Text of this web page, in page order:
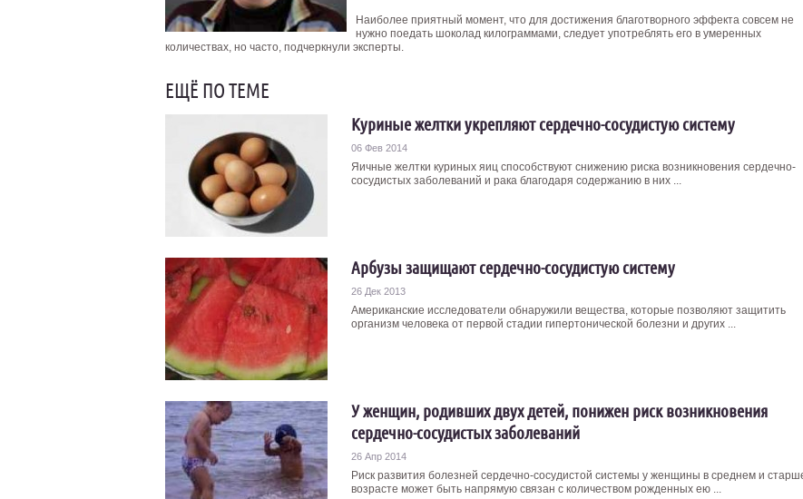
Наиболее приятный момент, что для достижения благотворного эффекта совсем не
нужно поедать шоколад килограммами, следует употреблять его в умеренных
количествах, но часто, подчеркнули эксперты.
ЕЩЁ ПО ТЕМЕ
Куриные желтки укрепляют сердечно-сосудистую систему
06 Фев 2014
Яичные желтки куриных яиц способствуют снижению риска возникновения сердечно-
сосудистых заболеваний и рака благодаря содержанию в них ...
Арбузы защищают сердечно-сосудистую систему
26 Дек 2013
Американские исследователи обнаружили вещества, которые позволяют защитить
организм человека от первой стадии гипертонической болезни и других ...
У женщин, родивших двух детей, понижен риск возникновения
сердечно-сосудистых заболеваний
26 Апр 2014
Риск развития болезней сердечно-сосудистой системы у женщины в среднем и
возрасте может быть напрямую связан с количеством рожденных ею ...